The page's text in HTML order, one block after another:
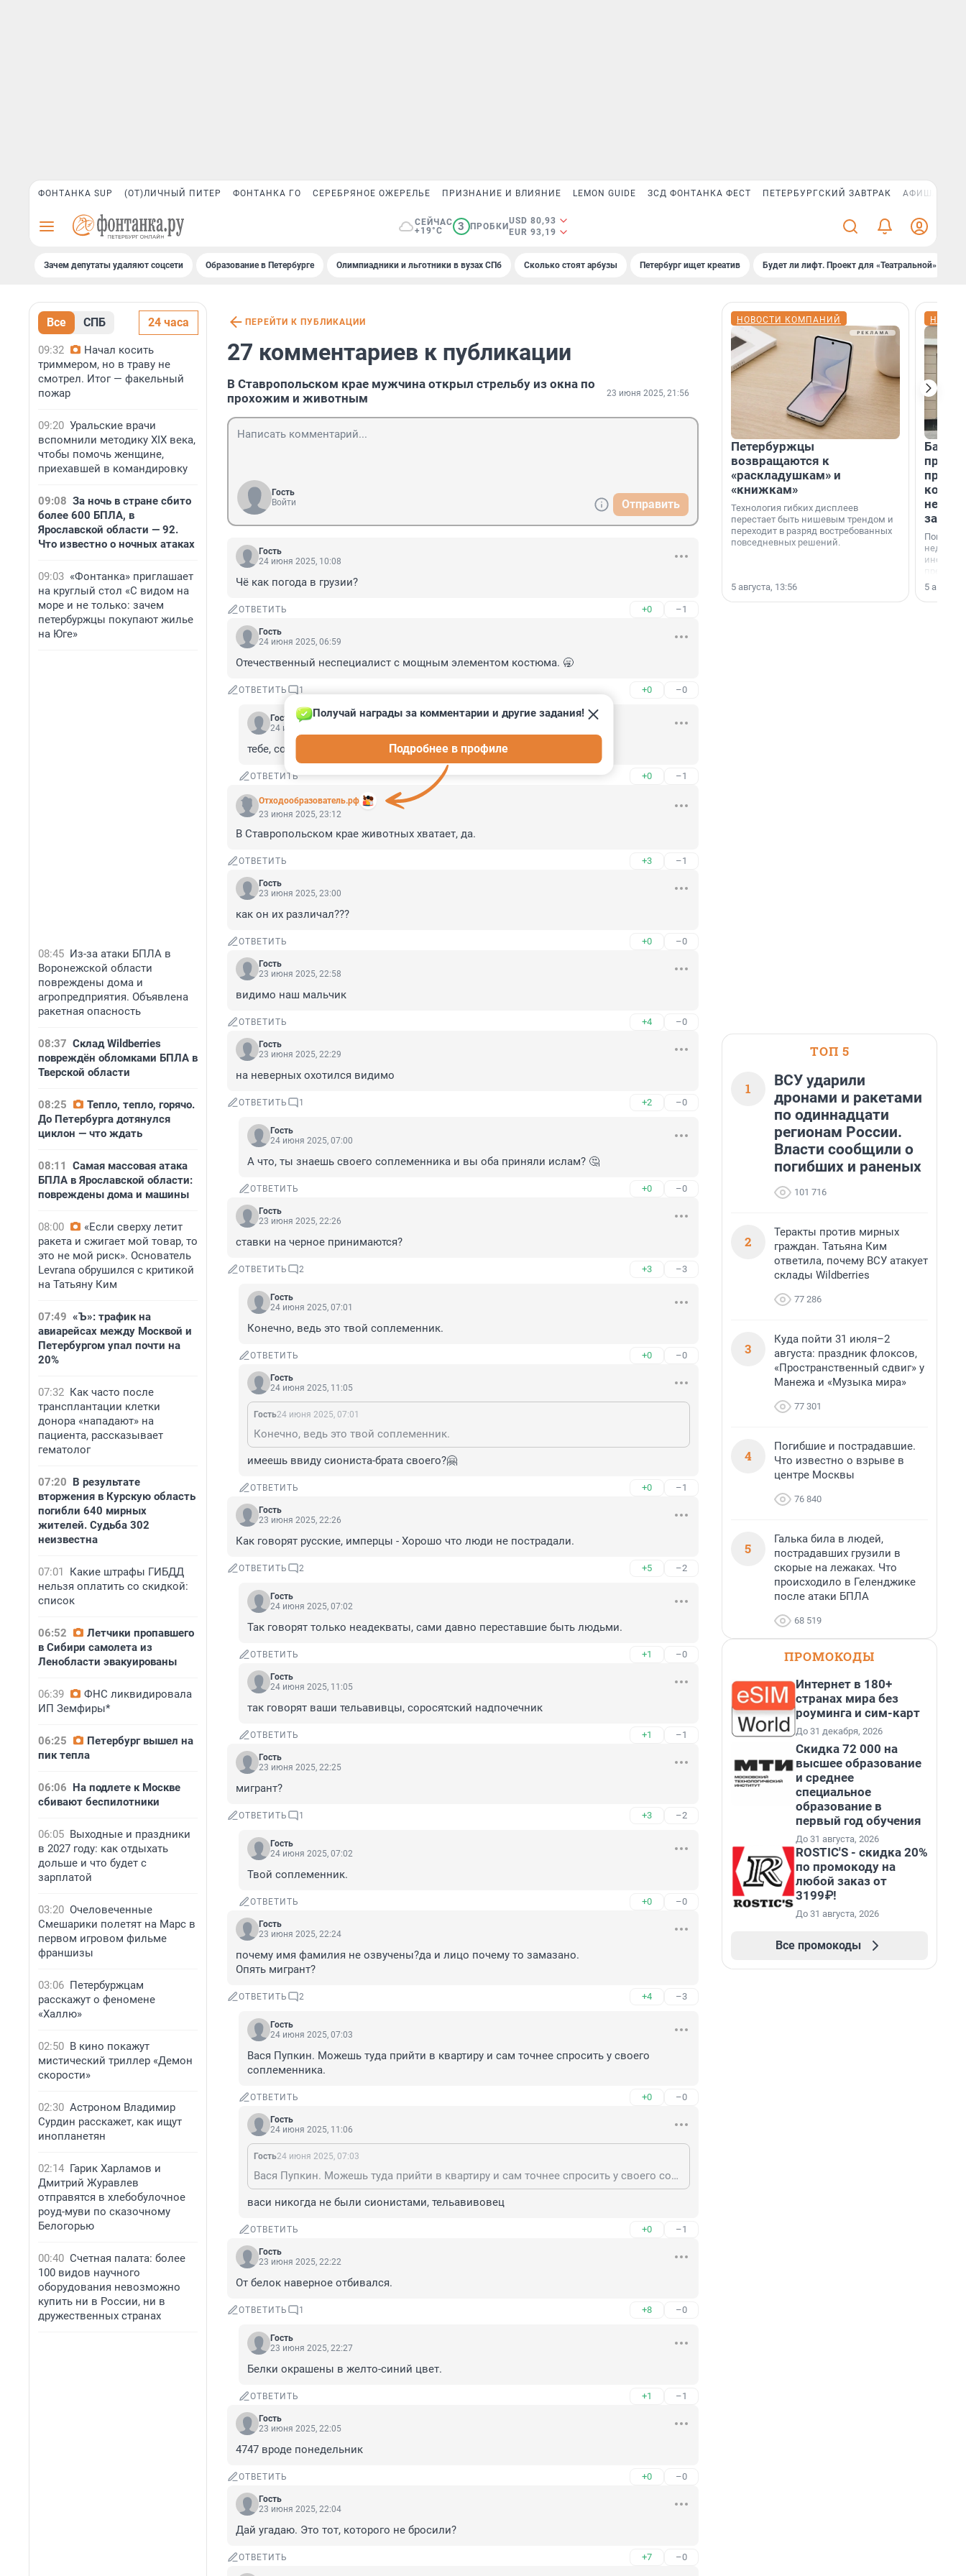
ФОНТАНКА SUP (ОТ)ЛИЧНЫЙ ПИТЕР ФОНТАНКА ГО СЕРЕБРЯНОЕ ОЖЕРЕЛЬЕ ПРИЗНАНИЕ И ВЛИЯНИЕ LEMON GUIDE ЗСД ФОНТАНКА ФЕСТ ПЕТЕРБУРГСКИЙ ЗАВТРАК АФИША PLUS
СЕЙЧАС
+19°C
3 ПРОБКИ
USD 80,93
EUR 93,19
Зачем депутаты удаляют соцсети Образование в Петербурге Олимпиадники и льготники в вузах СПб Сколько стоят арбузы Петербург ищет креатив Будет ли лифт. Проект для «Театральной»
Все СПБ 24 часа
09:32
Начал косить
триммером, но в траву не
смотрел. Итог — факельный
пожар
09:20 Уральские врачи
вспомнили методику XIX века,
чтобы помочь женщине,
приехавшей в командировку
09:08 За ночь в стране сбито
более 600 БПЛА, в
Ярославской области — 92.
Что известно о ночных атаках
09:03 «Фонтанка» приглашает
на круглый стол «С видом на
море и не только: зачем
петербуржцы покупают жилье
на Юге»
08:45 Из-за атаки БПЛА в
Воронежской области
повреждены дома и
агропредприятия. Объявлена
ракетная опасность
08:37 Склад Wildberries
повреждён обломками БПЛА в
Тверской области
08:25
Тепло, тепло, горячо.
До Петербурга дотянулся
циклон — что ждать
08:11
Самая массовая атака
БПЛА в Ярославской области:
повреждены дома и машины
08:00
«Если сверху летит
ракета и сжигает мой товар, то
это не мой риск». Основатель
Levrana обрушился с критикой
на Татьяну Ким
07:49 «Ъ»: трафик на
авиарейсах между Москвой и
Петербургом упал почти на
20%
07:32 Как часто после
трансплантации клетки
донора «нападают» на
пациента, рассказывает
гематолог
07:20 В результате
вторжения в Курскую область
погибли 640 мирных
жителей. Судьба 302
неизвестна
07:01
Какие штрафы ГИБДД
нельзя оплатить со скидкой:
список
06:52
Летчики пропавшего
в Сибири самолета из
Ленобласти эвакуированы
06:39
ФНС ликвидировала
ИП Земфиры*
06:25
Петербург вышел на
пик тепла
06:06 На подлете к Москве
сбивают беспилотники
06:05 Выходные и праздники
в 2027 году: как отдыхать
дольше и что будет с
зарплатой
03:20 Очеловеченные
Смешарики полетят на Марс в
первом игровом фильме
франшизы
03:06 Петербуржцам
расскажут о феномене
«Халлю»
02:50 В кино покажут
мистический триллер «Демон
скорости»
02:30 Астроном Владимир
Сурдин расскажет, как ищут
инопланетян
02:14 Гарик Харламов и
Дмитрий Журавлев
отправятся в хлебобулочное
роуд-муви по сказочному
Белогорью
00:40 Счетная палата: более
100 видов научного
оборудования невозможно
купить ни в России, ни в
дружественных странах
ПЕРЕЙТИ К ПУБЛИКАЦИИ
27 комментариев к публикации
В Ставропольском крае мужчина открыл стрельбу из окна по
прохожим и животным
23 июня 2025, 21:56
Гость
Войти
Отправить
Гость
24 июня 2025, 10:08
Чё как погода в грузии?
ОТВЕТИТЬ +0 –1
Гость
24 июня 2025, 06:59
Отечественный неспециалист с мощным элементом костюма. 🥱
ОТВЕТИТЬ 1 +0 –0
Гость
24 июня 2025, 11:08
тебе, соросятаа из тель авивы, так хорошо видно?
ОТВЕТИТЬ +0 –1
Отходообразователь.рф
Получай награды за комментарии и другие задания!
Подробнее в профиле
23 июня 2025, 23:12
В Ставропольском крае животных хватает, да.
ОТВЕТИТЬ +3 –1
Гость
23 июня 2025, 23:00
как он их различал???
ОТВЕТИТЬ +0 –0
Гость
23 июня 2025, 22:58
видимо наш мальчик
ОТВЕТИТЬ +4 –0
Гость
23 июня 2025, 22:29
на неверных охотился видимо
ОТВЕТИТЬ 1 +2 –0
Гость
24 июня 2025, 07:00
А что, ты знаешь своего соплеменника и вы оба приняли ислам? 🤔
ОТВЕТИТЬ +0 –0
Гость
23 июня 2025, 22:26
ставки на черное принимаются?
ОТВЕТИТЬ 2 +3 –3
Гость
24 июня 2025, 07:01
Конечно, ведь это твой соплеменник.
ОТВЕТИТЬ +0 –0
Гость
24 июня 2025, 11:05
Гость24 июня 2025, 07:01
Конечно, ведь это твой соплеменник.
имеешь ввиду сиониста-брата своего?🤗
ОТВЕТИТЬ +0 –1
Гость
23 июня 2025, 22:26
Как говорят русские, имперцы - Хорошо что люди не пострадали.
ОТВЕТИТЬ 2 +5 –2
Гость
24 июня 2025, 07:02
Так говорят только неадекваты, сами давно переставшие быть людьми.
ОТВЕТИТЬ +1 –0
Гость
24 июня 2025, 11:05
так говорят ваши тельавивцы, соросятский надпочечник
ОТВЕТИТЬ +1 –1
Гость
23 июня 2025, 22:25
мигрант?
ОТВЕТИТЬ 1 +3 –2
Гость
24 июня 2025, 07:02
Твой соплеменник.
ОТВЕТИТЬ +0 –0
Гость
23 июня 2025, 22:24
почему имя фамилия не озвучены?да и лицо почему то замазано.
Опять мигрант?
ОТВЕТИТЬ 2 +4 –3
Гость
24 июня 2025, 07:03
Вася Пупкин. Можешь туда прийти в квартиру и сам точнее спросить у своего
соплеменника.
ОТВЕТИТЬ +0 –0
Гость
24 июня 2025, 11:06
Гость24 июня 2025, 07:03
Вася Пупкин. Можешь туда прийти в квартиру и сам точнее спросить у своего соплеменника.
васи никогда не были сионистами, тельавивовец
ОТВЕТИТЬ +0 –1
Гость
23 июня 2025, 22:22
От белок наверное отбивался.
ОТВЕТИТЬ 1 +8 –0
Гость
23 июня 2025, 22:27
Белки окрашены в желто-синий цвет.
ОТВЕТИТЬ +1 –1
Гость
23 июня 2025, 22:05
4747 вроде понедельник
ОТВЕТИТЬ +0 –0
Гость
23 июня 2025, 22:04
Дай угадаю. Это тот, которого не бросили?
ОТВЕТИТЬ +7 –0
НОВОСТИ КОМПАНИЙ
Петербуржцы
возвращаются к
«раскладушкам» и
«книжкам»
Технология гибких дисплеев
перестает быть нишевым трендом и
переходит в разряд востребованных
повседневных решений.
5 августа, 13:56
Банк
Покупка
офис,
успех
5
ТОП 5
1
ВСУ ударили
дронами и ракетами
по одиннадцати
регионам России.
Власти сообщили о
погибших и раненых
101 716
2
Теракты против мирных
граждан. Татьяна Ким
ответила, почему ВСУ атакует
склады Wildberries
77 286
3
Куда пойти 31 июля–2
августа: праздник флоксов,
«Пространственный сдвиг» у
Манежа и «Музыка мира»
77 301
4
Погибшие и пострадавшие.
Что известно о взрыве в
центре Москвы
76 840
5
Галька била в людей,
пострадавших грузили в
скорые на лежаках. Что
происходило в Геленджике
после атаки БПЛА
68 519
ПРОМОКОДЫ
Интернет в 180+
странах мира без
роуминга и сим-карт
До 31 декабря, 2026
Скидка 72 000 на
высшее образование
и среднее
специальное
образование в
первый год обучения
До 31 августа, 2026
ROSTIC'S - скидка 20%
по промокоду на
любой заказ от
3199₽!
До 31 августа, 2026
Все промокоды